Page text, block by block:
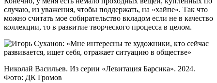
случаю, из уважения, чтобы поддержать, на «хайпе». Так что
можно считать мое собирательство вкладом если не в качество
коллекции, то в развитие творческого процесса в целом.
Николай Васильев. Из серии «Левитация Барсика». 2024.
Фото: ДК Громов